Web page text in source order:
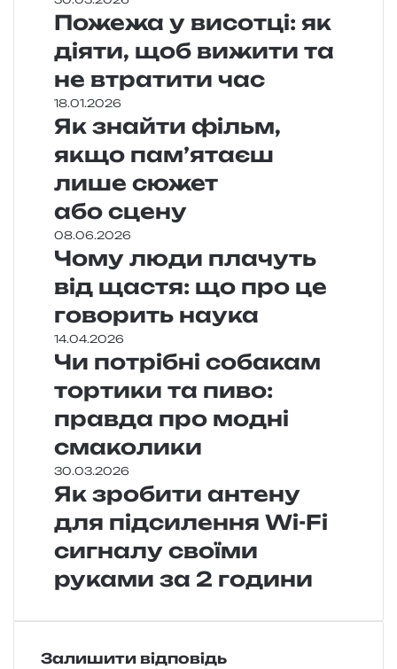
Пожежа у висотці: як
діяти, щоб вижити та
не втратити час
18.01.2026
Як знайти фільм,
якщо пам’ятаєш
лише сюжет
або сцену
08.06.2026
Чому люди плачуть
від щастя: що про це
говорить наука
14.04.2026
Чи потрібні собакам
тортики та пиво:
правда про модні
смаколики
30.03.2026
Як зробити антену
для підсилення Wi-Fi
сигналу своїми
руками за 2 години
Залишити відповідь